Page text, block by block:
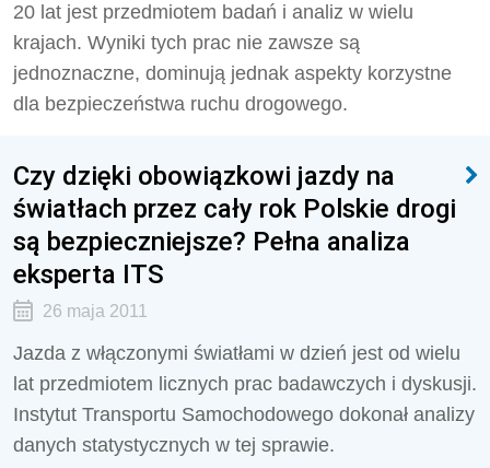
20 lat jest przedmiotem badań i analiz w wielu
krajach. Wyniki tych prac nie zawsze są
jednoznaczne, dominują jednak aspekty korzystne
dla bezpieczeństwa ruchu drogowego.
Czy dzięki obowiązkowi jazdy na
światłach przez cały rok Polskie drogi
są bezpieczniejsze? Pełna analiza
eksperta ITS
26 maja 2011
Jazda z włączonymi światłami w dzień jest od wielu
lat przedmiotem licznych prac badawczych i dyskusji.
Instytut Transportu Samochodowego dokonał analizy
danych statystycznych w tej sprawie.